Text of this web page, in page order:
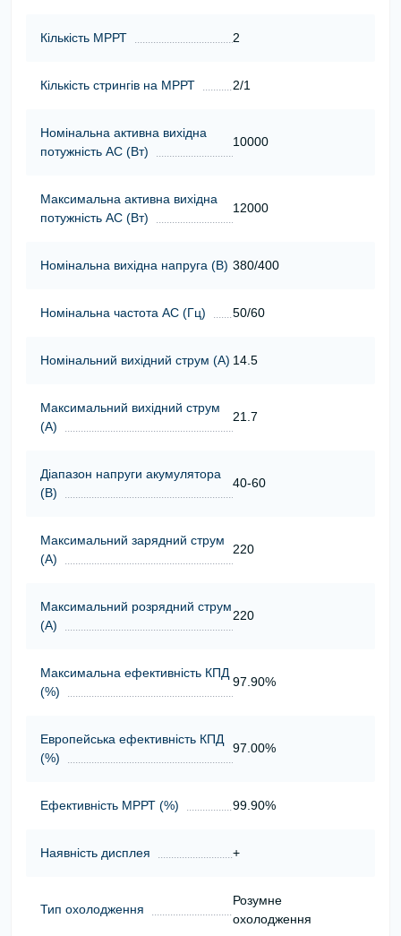
Кількість МРРТ 2
Кількість стрингів на МРРТ 2/1
Номінальна активна вихідна
потужність АС (Вт)
10000
Максимальна активна вихідна
потужність АС (Вт)
12000
Номінальна вихідна напруга (В) 380/400
Номінальна частота АС (Гц) 50/60
Номінальний вихідний струм (А) 14.5
Максимальний вихідний струм
(А)
21.7
Діапазон напруги акумулятора
(В)
40-60
Максимальний зарядний струм
(А)
220
Максимальний розрядний струм
(А)
220
Максимальна ефективність КПД
(%)
97.90%
Европейська ефективність КПД
(%)
97.00%
Ефективність МРРТ (%) 99.90%
Наявність дисплея +
Тип охолодження
Розумне
охолодження